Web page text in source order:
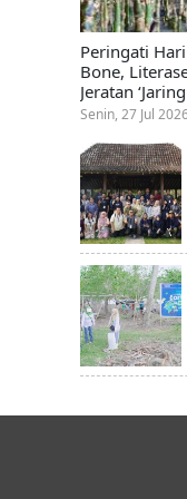
Peringati
Bone,
Jeratan
Senin, 27 Jul